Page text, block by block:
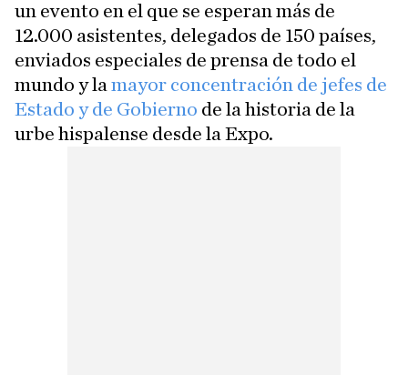
un evento en el que se esperan más de
12.000 asistentes, delegados de 150 países,
enviados especiales de prensa de todo el
mundo y la mayor concentración de jefes de
Estado y de Gobierno de la historia de la
urbe hispalense desde la Expo.